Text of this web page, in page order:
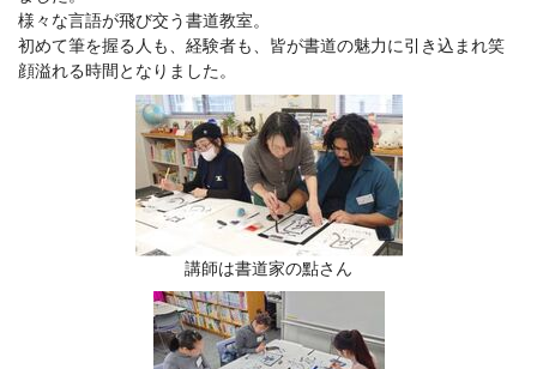
様々な言語が飛び交う書道教室。
初めて筆を握る人も、経験者も、皆が書道の魅力に引き込まれ笑
顔溢れる時間となりました。
講師は書道家の點さん